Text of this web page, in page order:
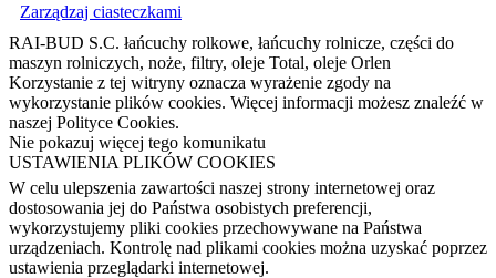
Zarządzaj ciasteczkami
RAI-BUD S.C. łańcuchy rolkowe, łańcuchy rolnicze, części do
maszyn rolniczych, noże, filtry, oleje Total, oleje Orlen
Korzystanie z tej witryny oznacza wyrażenie zgody na
wykorzystanie plików cookies. Więcej informacji możesz znaleźć w
naszej Polityce Cookies.
Nie pokazuj więcej tego komunikatu
USTAWIENIA PLIKÓW COOKIES
W celu ulepszenia zawartości naszej strony internetowej oraz
dostosowania jej do Państwa osobistych preferencji,
wykorzystujemy pliki cookies przechowywane na Państwa
urządzeniach. Kontrolę nad plikami cookies można uzyskać poprzez
ustawienia przeglądarki internetowej.